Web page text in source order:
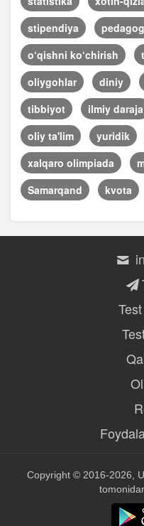
stipendiya
o‘qishni ko‘chirish
oliygohlar
diniy
tibbiyot
ilmiy daraja
oliy ta'lim
yuridik
xalqaro olimpiada
Samarqand
kvota
Copyright © 2016-2026,